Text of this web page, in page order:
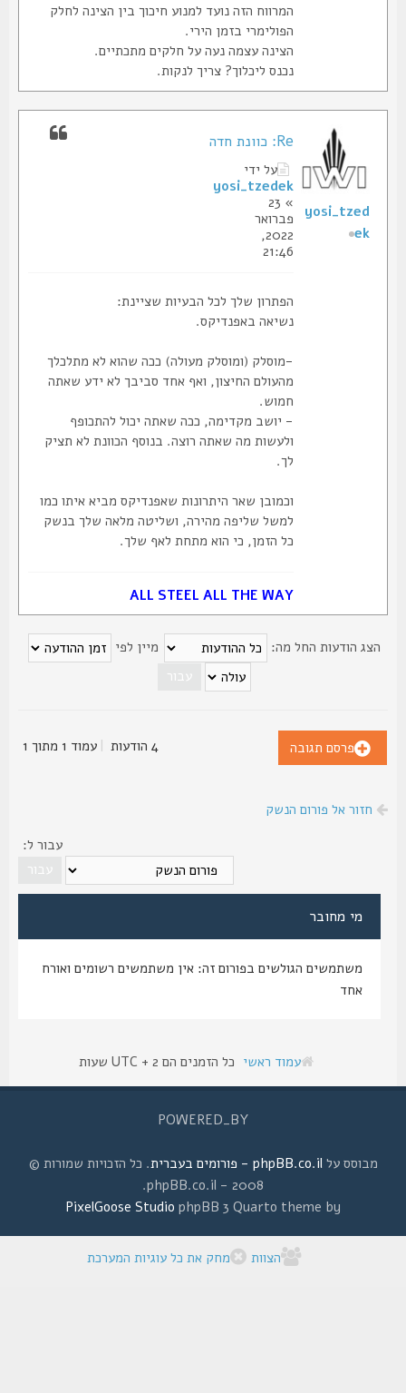
המרווח הזה נועד למנוע חיכוך בין הצינה לחלק
הפולימרי בזמן הירי.
הצינה עצמה נעה על חלקים מתכתיים.
נכנס ליכלוך? צריך לנקות.
על ידי
yosi_tzedek
פברואר
2022,
21:46
הפתרון שלך לכל הבעיות שציינת:
נשיאה באפנדיקס.
-מוסלק (ומוסלק מעולה) ככה שהוא לא מתלכלך
מהעולם החיצון, ואף אחד סביבך לא ידע שאתה
חמוש.
- יושב מקדימה, ככה שאתה יכול להתכופף
ולעשות מה שאתה רוצה. בנוסף הכוונת לא תציק
וכמובן שאר היתרונות שאפנדיקס מביא איתו כמו
למשל שליפה מהירה, ושליטה מלאה שלך בנשק
כל הזמן, כי הוא מתחת לאף שלך.
ALL STEEL ALL THE WAY
yosi_tzed
הודעות החל מה: מיין לפי
פרסם תגובה |עמוד1מתוך1
חזור אל פורום הנשק
עבור ל:
מי מחובר
משתמשים הגולשים בפורום זה: אין משתמשים רשומים ואורח
עמוד ראשי כל הזמנים הם UTC + 2 שעות
POWERED_BY
מבוסס עלphpBB.co.il - פורומים בעברית
. כל הזכויות שמורות ©
2008 - phpBB.co.il.
phpBB 3 Quarto theme by
PixelGoose Studio
הצוות מחק את כל עוגיות המערכת